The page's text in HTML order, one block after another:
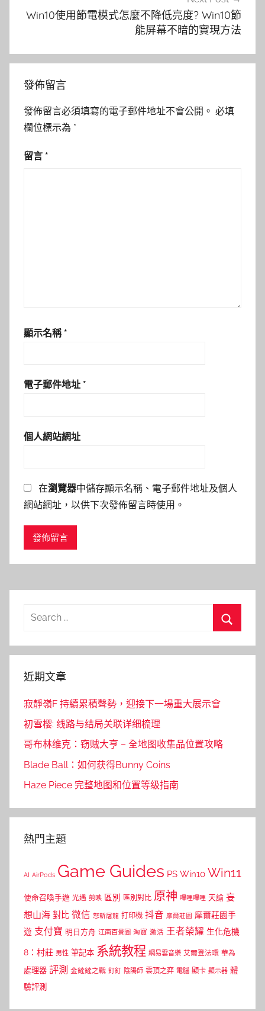
Win10使用節電模式怎麼不降低亮度? Win10節
能屏幕不暗的實現方法
發佈留言
發佈留言必須填寫的電子郵件地址不會公開。 必填
欄位標示為 *
留言 *
顯示名稱 *
電子郵件地址 *
個人網站網址
在瀏覽器中儲存顯示名稱、電子郵件地址及個人
網站網址，以供下次發佈留言時使用。
Search
近期文章
寂靜嶺F 持續累積聲勢，迎接下一場重大展示會
初雪樱: 线路与结局关联详细梳理
哥布林维克：窃贼大亨 – 全地图收集品位置攻略
Blade Ball：如何获得Bunny Coins
Haze Piece 完整地图和位置等级指南
熱門主題
AI AirPods Game Guides PS Win10 Win11
使命召喚手遊 光遇 剪映 區別 區別對比 原神 嗶哩嗶哩 天諭 妄
想山海 對比 微信 怒斬屠龍 打印機 抖音 摩爾莊園 摩爾莊園手
遊 支付寶 明日方舟 江南百景圖 淘寶 激活 王者榮耀 生化危機
8：村莊 男性 筆記本 系統教程 網易雲音樂 艾爾登法環 華為
處理器 評測 金鏟鏟之戰 釘釘 陰陽師 雲頂之弈 電腦 顯卡 顯示器 體
驗評測